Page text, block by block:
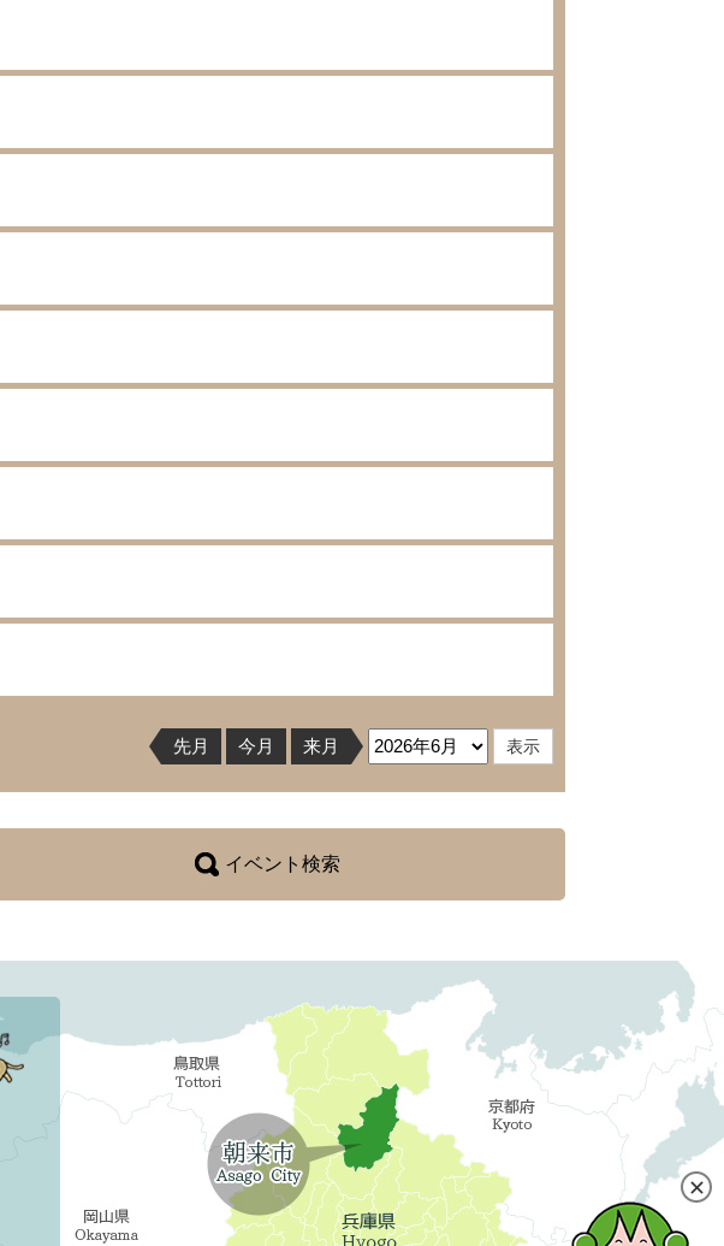
先月 今月 来月
イベント検索